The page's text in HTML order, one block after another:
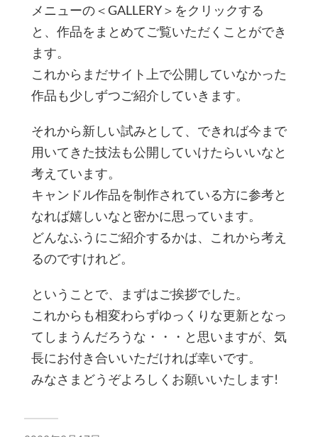
メニューの＜GALLERY＞をクリックする
と、作品をまとめてご覧いただくことができ
ます。
これからまだサイト上で公開していなかった
作品も少しずつご紹介していきます。
それから新しい試みとして、できれば今まで
用いてきた技法も公開していけたらいいなと
考えています。
キャンドル作品を制作されている方に参考と
なれば嬉しいなと密かに思っています。
どんなふうにご紹介するかは、これから考え
るのですけれど。
ということで、まずはご挨拶でした。
これからも相変わらずゆっくりな更新となっ
てしまうんだろうな・・・と思いますが、気
長にお付き合いいただければ幸いです。
みなさまどうぞよろしくお願いいたします!